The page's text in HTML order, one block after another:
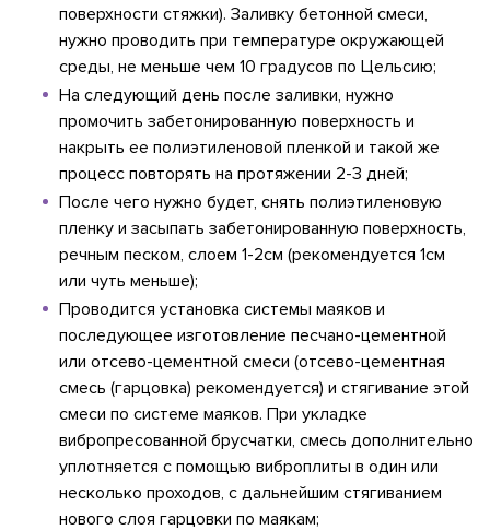
поверхности стяжки). Заливку бетонной смеси,
нужно проводить при температуре окружающей
среды, не меньше чем 10 градусов по Цельсию;
На следующий день после заливки, нужно
промочить забетонированную поверхность и
накрыть ее полиэтиленовой пленкой и такой же
процесс повторять на протяжении 2-3 дней;
После чего нужно будет, снять полиэтиленовую
пленку и засыпать забетонированную поверхность,
речным песком, слоем 1-2см (рекомендуется 1см
или чуть меньше);
Проводится установка системы маяков и
последующее изготовление песчано-цементной
или отсево-цементной смеси (отсево-цементная
смесь (гарцовка) рекомендуется) и стягивание этой
смеси по системе маяков. При укладке
вибропресованной брусчатки, смесь дополнительно
уплотняется с помощью виброплиты в один или
несколько проходов, с дальнейшим стягиванием
нового слоя гарцовки по маякам;